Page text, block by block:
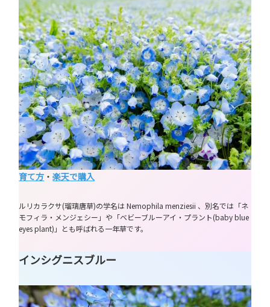
育て方 ・楽天で購入
ルリカラクサ(瑠璃唐草)の学名は Nemophila menziesii 、別名では「ネ
モフィラ・メンジェシー」や「ベビーブルーアイ・プラント(baby blue
eyes plant)」とも呼ばれる一年草です。
インシグニスブルー